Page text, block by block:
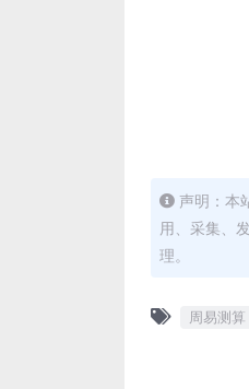
声明：本
用、采集、
理。
周易测算